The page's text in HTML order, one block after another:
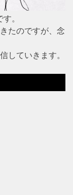
。
たのですが、念
していきます。